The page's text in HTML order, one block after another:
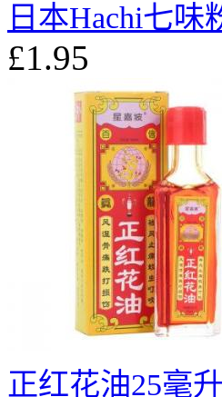
日本Hachi七味
£1.95
正红花油25毫升